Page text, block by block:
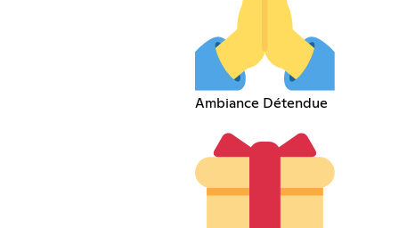
Ambiance Détendue